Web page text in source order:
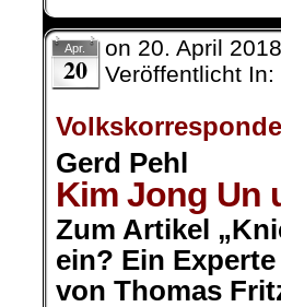
Apr.
20
on 20. April 2018
Veröffentlicht In:
Gerd Pehl
Kim Jong Un
Zum Artikel
ein? Ein
von Thomas